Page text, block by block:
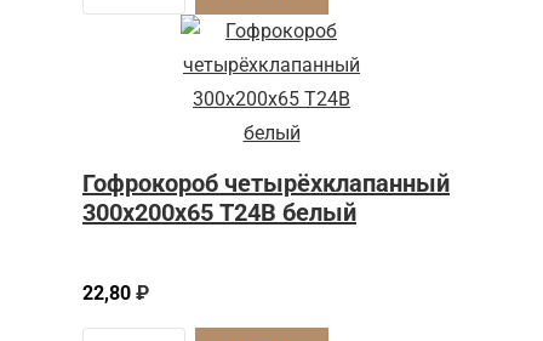
Гофрокороб четырёхклапанный
300х200х65 Т24В белый
22,80 ₽